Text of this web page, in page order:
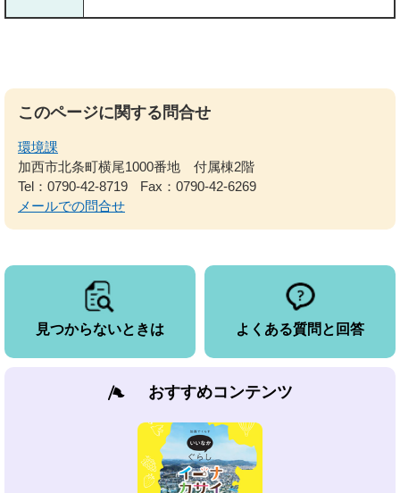
このページに関する問合せ
環境課
加西市北条町横尾1000番地 付属棟2階
Tel：0790-42-8719
Fax：0790-42-6269
メールでの問合せ
見つからないときは よくある質問と回答
おすすめコンテンツ